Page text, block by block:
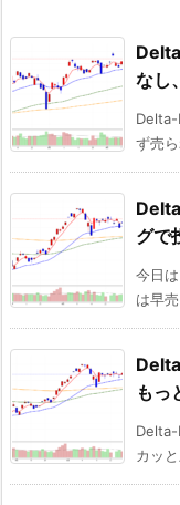
なし
Delta-
ず売
グで
今日
は早
もっ
Delta-
カッ